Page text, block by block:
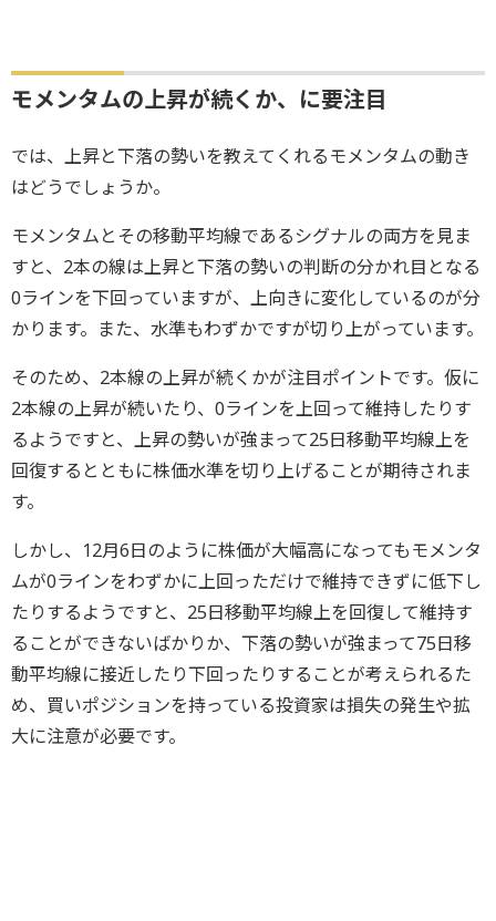
モメンタムの上昇が続くか、に要注目
では、上昇と下落の勢いを教えてくれるモメンタムの動き
はどうでしょうか。
モメンタムとその移動平均線であるシグナルの両方を見ま
すと、2本の線は上昇と下落の勢いの判断の分かれ目となる
0ラインを下回っていますが、上向きに変化しているのが分
かります。また、水準もわずかですが切り上がっています。
そのため、2本線の上昇が続くかが注目ポイントです。仮に
2本線の上昇が続いたり、0ラインを上回って維持したりす
るようですと、上昇の勢いが強まって25日移動平均線上を
回復するとともに株価水準を切り上げることが期待されま
す。
しかし、12月6日のように株価が大幅高になってもモメンタ
ムが0ラインをわずかに上回っただけで維持できずに低下し
たりするようですと、25日移動平均線上を回復して維持す
ることができないばかりか、下落の勢いが強まって75日移
動平均線に接近したり下回ったりすることが考えられるた
め、買いポジションを持っている投資家は損失の発生や拡
大に注意が必要です。